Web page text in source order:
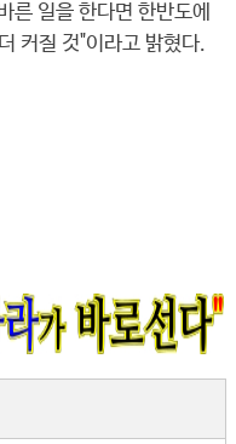
른 일을 한다면 한반도에
커질 것"이라고 밝혔다.